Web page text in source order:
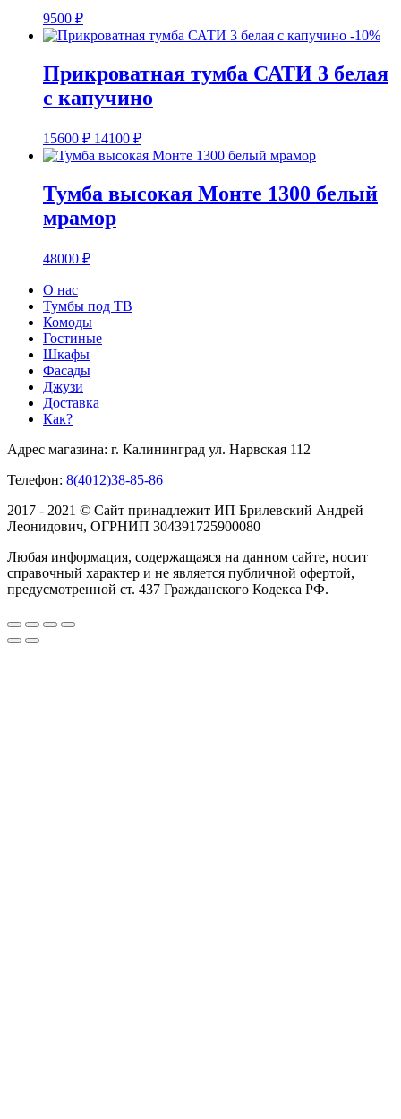
9500 ₽
-10%
Прикроватная тумба САТИ 3 белая
с капучино
15600 ₽ 14100 ₽
Тумба высокая Монте 1300 белый
мрамор
48000 ₽
О нас
Тумбы под ТВ
Комоды
Гостиные
Шкафы
Фасады
Джузи
Доставка
Как?
Адрес магазина: г. Калининград ул. Нарвская 112
Телефон: 8(4012)38-85-86
2017 - 2021 © Сайт принадлежит ИП Брилевский Андрей
Леонидович, ОГРНИП 304391725900080
Любая информация, содержащаяся на данном сайте, носит
справочный характер и не является публичной офертой,
предусмотренной ст. 437 Гражданского Кодекса РФ.